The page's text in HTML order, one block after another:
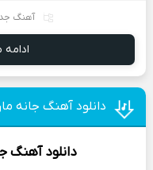
آهنگ
دانلود آهنگ جانه
دانلود آهنگ